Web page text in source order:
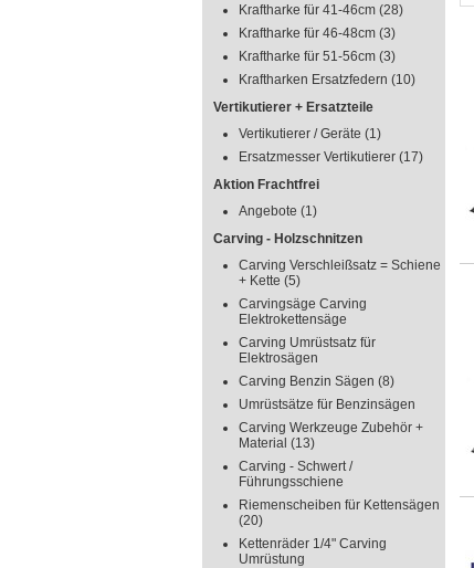
Kraftharke für 41-46cm (28)
Kraftharke für 46-48cm (3)
Kraftharke für 51-56cm (3)
Kraftharken Ersatzfedern (10)
Vertikutierer + Ersatzteile
Vertikutierer / Geräte (1)
Ersatzmesser Vertikutierer (17)
Aktion Frachtfrei
Angebote (1)
Carving - Holzschnitzen
Carving Verschleißsatz = Schiene
+ Kette (5)
Carvingsäge Carving
Elektrokettensäge
Carving Umrüstsatz für
Elektrosägen
Carving Benzin Sägen (8)
Umrüstsätze für Benzinsägen
Carving Werkzeuge Zubehör +
Material (13)
Carving - Schwert /
Führungsschiene
Riemenscheiben für Kettensägen
(20)
Kettenräder 1/4" Carving
Umrüstung